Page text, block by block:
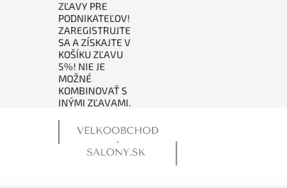
ZĽAVY PRE
PODNIKATEĽOV!
ZAREGISTRUJTE
SA A ZÍSKAJTE V
KOŠÍKU ZĽAVU
5%! NIE JE
MOŽNÉ
KOMBINOVAŤ S
INÝMI ZĽAVAMI.